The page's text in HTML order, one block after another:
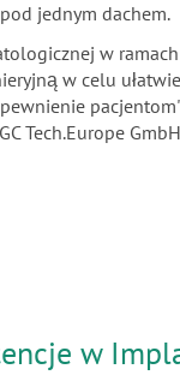
jednym dachem.
w ramach
w celu
Tech.Europe
w